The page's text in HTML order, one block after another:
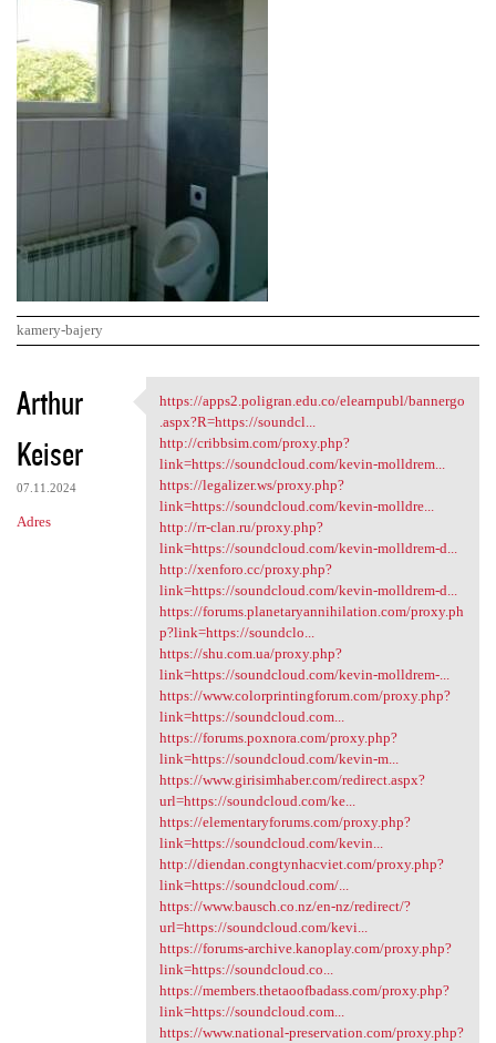
kamery-bajery
K
o
m
e
n
Arthur
Keiser
07.11.2024
Adres
https://apps2.poligran.edu.co
https://apps2.poligran.edu.co/elearnpubl/bannergo
.aspx?R=https://soundcl...
http://cribbsim.com/proxy.php?
link=https://soundcloud.com/kevin-molldrem...
https://legalizer.ws/proxy.php?
link=https://soundcloud.com/kevin-molldre...
http://rr-clan.ru/proxy.php?
link=https://soundcloud.com/kevin-molldrem-d...
http://xenforo.cc/proxy.php?
link=https://soundcloud.com/kevin-molldrem-d...
https://forums.planetaryannihilation.com/proxy.ph
p?link=https://soundclo...
https://shu.com.ua/proxy.php?
link=https://soundcloud.com/kevin-molldrem-...
https://www.colorprintingforum.com/proxy.php?
link=https://soundcloud.com...
https://forums.poxnora.com/proxy.php?
link=https://soundcloud.com/kevin-m...
https://www.girisimhaber.com/redirect.aspx?
url=https://soundcloud.com/ke...
https://elementaryforums.com/proxy.php?
link=https://soundcloud.com/kevin...
http://diendan.congtynhacviet.com/proxy.php?
link=https://soundcloud.com/...
https://www.bausch.co.nz/en-nz/redirect/?
url=https://soundcloud.com/kevi...
https://forums-archive.kanoplay.com/proxy.php?
link=https://soundcloud.co...
https://members.thetaoofbadass.com/proxy.php?
link=https://soundcloud.com...
https://www.national-preservation.com/proxy.php?